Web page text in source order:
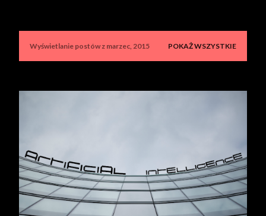
PWyświetlanie postów z marzec, 2015 POKAŻ WSZYSTKIE